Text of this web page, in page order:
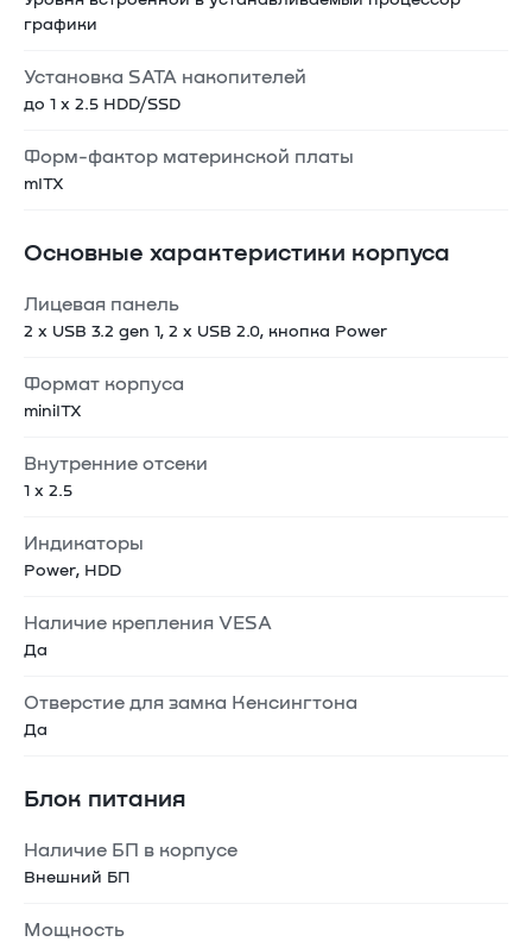
графики
Установка SATA накопителей
до 1 x 2.5 HDD/SSD
Форм-фактор материнской платы
mITX
Основные характеристики корпуса
Лицевая панель
2 x USB 3.2 gen 1, 2 x USB 2.0, кнопка Power
Формат корпуса
miniITX
Внутренние отсеки
1 x 2.5
Индикаторы
Power, HDD
Наличие крепления VESA
Да
Отверстие для замка Кенсингтона
Да
Блок питания
Наличие БП в корпусе
Внешний БП
Мощность